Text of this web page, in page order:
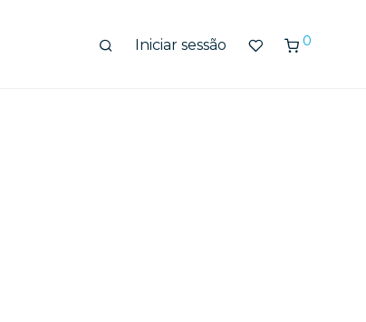
Iniciar sessão 0